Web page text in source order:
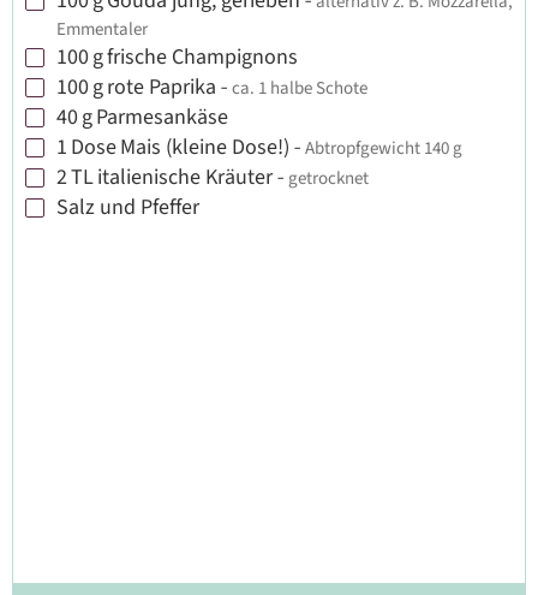
Emmentaler
▢
100gfrische Champignons
▢
100grote Paprika - ca. 1 halbe Schote
▢
40gParmesankäse
▢
1 DoseMais (kleine Dose!) - Abtropfgewicht 140 g
▢
2TLitalienische Kräuter- getrocknet
▢
Salz und Pfeffer